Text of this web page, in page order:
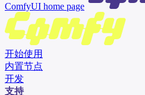
ComfyUI home page
开始使用
内置节点
开发
支持